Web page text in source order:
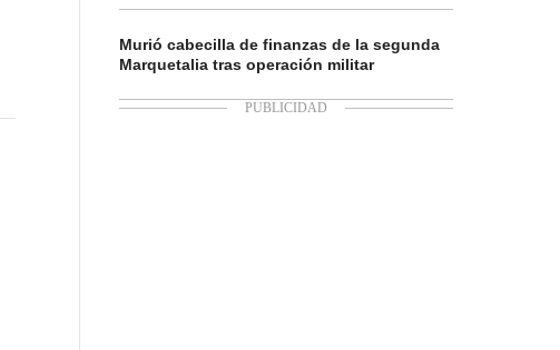
Murió cabecilla de finanzas de la segunda
Marquetalia tras operación militar